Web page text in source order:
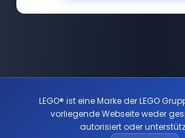
LEGO® ist eine Marke der LEGO
vorliegende Webseite weder
autorisiert oder